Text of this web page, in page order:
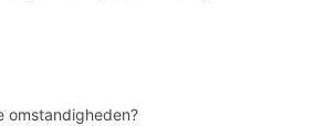
omstandigheden?